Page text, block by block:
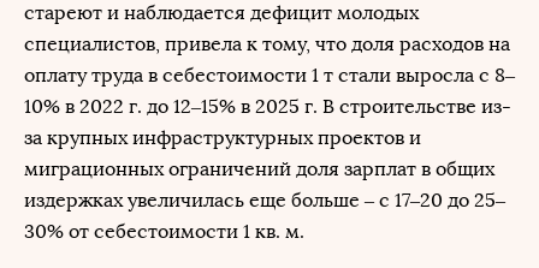
стареют и наблюдается дефицит молодых
специалистов, привела к тому, что доля расходов на
оплату труда в себестоимости 1 т стали выросла с 8–
10% в 2022 г. до 12–15% в 2025 г. В строительстве из-
за крупных инфраструктурных проектов и
миграционных ограничений доля зарплат в общих
издержках увеличилась еще больше – с 17–20 до 25–
30% от себестоимости 1 кв. м.